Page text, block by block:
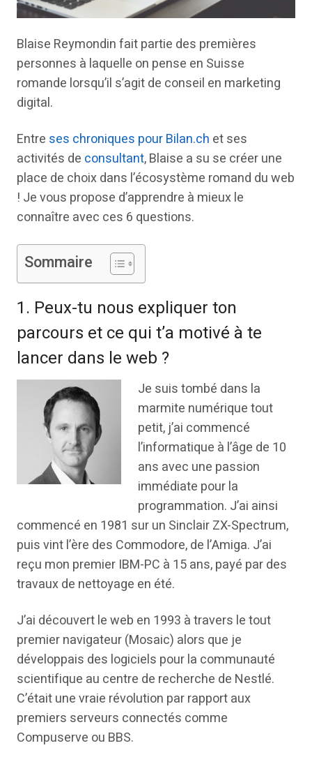
Blaise Reymondin fait partie des premières
personnes à laquelle on pense en Suisse
romande lorsqu’il s’agit de conseil en marketing
digital.
Entre ses chroniques pour Bilan.ch et ses
activités de consultant, Blaise a su se créer une
place de choix dans l’écosystème romand du web
! Je vous propose d’apprendre à mieux le
connaître avec ces 6 questions.
Sommaire
1. Peux-tu nous expliquer ton
parcours et ce qui t’a motivé à te
lancer dans le web ?
Je suis tombé dans la
marmite numérique tout
petit, j’ai commencé
l’informatique à l’âge de 10
ans avec une passion
immédiate pour la
programmation. J’ai ainsi
commencé en 1981 sur un Sinclair ZX-Spectrum,
puis vint l’ère des Commodore, de l’Amiga. J’ai
reçu mon premier IBM-PC à 15 ans, payé par des
travaux de nettoyage en été.
J’ai découvert le web en 1993 à travers le tout
premier navigateur (Mosaic) alors que je
développais des logiciels pour la communauté
scientifique au centre de recherche de Nestlé.
C’était une vraie révolution par rapport aux
premiers serveurs connectés comme
Compuserve ou BBS.